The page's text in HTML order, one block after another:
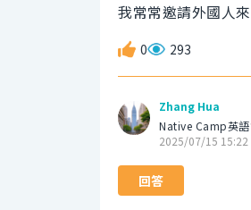
我常常邀請外國人
0 293
Zhang Hua
Native Camp英
2025/07/15 15:22
回答